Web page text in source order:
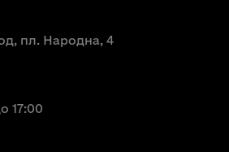
пл. Народна, 4
17:00